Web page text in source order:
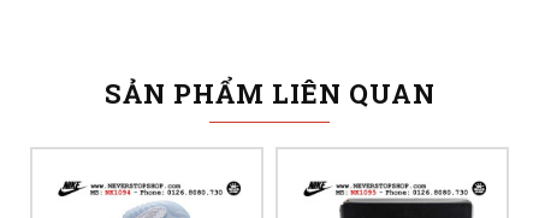
SẢN PHẨM LIÊN QUAN